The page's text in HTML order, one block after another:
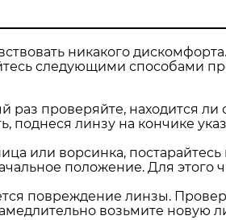
никакого
следующими способами
раз проверяйте, находится ли
линзу на кончике
или ворсинка,
положение. Для этого
повреждение линзы.
возьмите новую